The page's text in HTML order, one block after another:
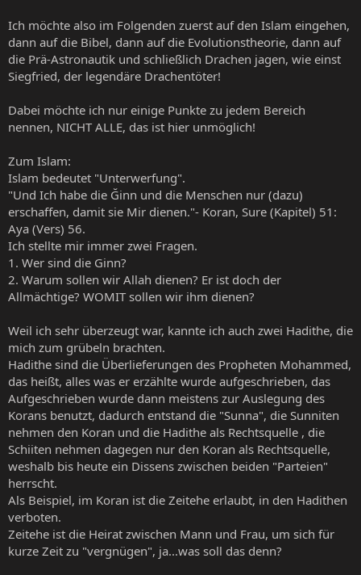
Ich möchte also im Folgenden zuerst auf den Islam eingehen,
dann auf die Bibel, dann auf die Evolutionstheorie, dann auf
die Prä-Astronautik und schließlich Drachen jagen, wie einst
Siegfried, der legendäre Drachentöter!
Dabei möchte ich nur einige Punkte zu jedem Bereich
nennen, NICHT ALLE, das ist hier unmöglich!
Zum Islam:
Islam bedeutet "Unterwerfung".
"Und Ich habe die Ğinn und die Menschen nur (dazu)
erschaffen, damit sie Mir dienen."- Koran, Sure (Kapitel) 51:
Aya (Vers) 56.
Ich stellte mir immer zwei Fragen.
1. Wer sind die Ginn?
2. Warum sollen wir Allah dienen? Er ist doch der
Allmächtige? WOMIT sollen wir ihm dienen?
Weil ich sehr überzeugt war, kannte ich auch zwei Hadithe, die
mich zum grübeln brachten.
Hadithe sind die Überlieferungen des Propheten Mohammed,
das heißt, alles was er erzählte wurde aufgeschrieben, das
Aufgeschrieben wurde dann meistens zur Auslegung des
Korans benutzt, dadurch entstand die "Sunna", die Sunniten
nehmen den Koran und die Hadithe als Rechtsquelle , die
Schiiten nehmen dagegen nur den Koran als Rechtsquelle,
weshalb bis heute ein Dissens zwischen beiden "Parteien"
herrscht.
Als Beispiel, im Koran ist die Zeitehe erlaubt, in den Hadithen
verboten.
Zeitehe ist die Heirat zwischen Mann und Frau, um sich für
kurze Zeit zu "vergnügen", ja...was soll das denn?